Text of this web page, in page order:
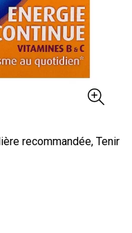
recommandée, Tenir